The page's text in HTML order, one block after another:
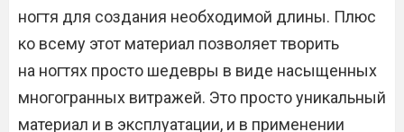
ногтя для создания необходимой длины. Плюс
ко всему этот материал позволяет творить
на ногтях просто шедевры в виде насыщенных
многогранных витражей. Это просто уникальный
материал и в эксплуатации, и в применении